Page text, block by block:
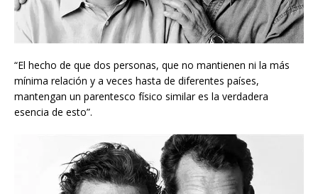
“El hecho de que dos personas, que no mantienen ni la más
mínima relación y a veces hasta de diferentes países,
mantengan un parentesco físico similar es la verdadera
esencia de esto”.